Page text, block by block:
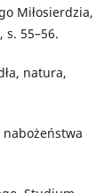
Miłosierdzia,
s. 55–56.
natura,
nabożeństwa